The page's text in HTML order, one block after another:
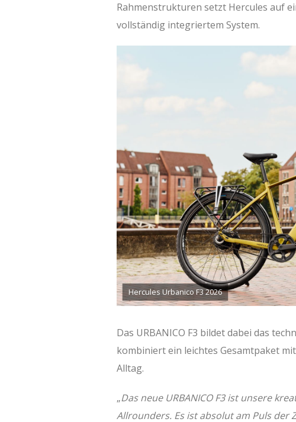
Rahmenstrukturen setzt Hercules auf
vollständig integriertem System.
Hercules Urbanico F3 2026
Das URBANICO F3 bildet dabei das
kombiniert ein leichtes Gesamtpaket
Alltag.
„Das neue URBANICO F3 ist unsere
Allrounders. Es ist absolut am Puls der